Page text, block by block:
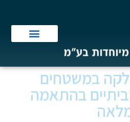
במשטחים
בהתאמה